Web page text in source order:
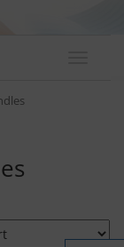
i
g
sortiert